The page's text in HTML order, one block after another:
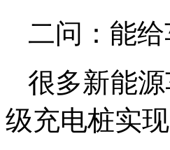
二问：能
很多新能
级充电桩实